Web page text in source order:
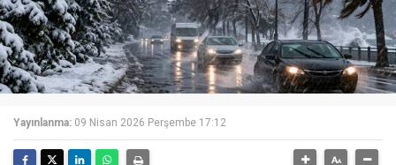
Yayınlanma: 09 Nisan 2026 Perşembe 17:12